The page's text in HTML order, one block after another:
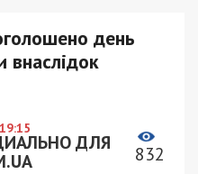
день
внаслідок
ДЛЯ
832